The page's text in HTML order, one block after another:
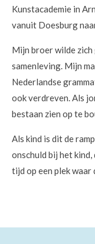
Kunstacademie in
vanuit Doesburg
Mijn broer wilde zich
samenleving. Mijn
Nederlandse
ook verdreven. Als
bestaan zien op te
Als kind is dit de
onschuld bij het
tijd op een plek waar